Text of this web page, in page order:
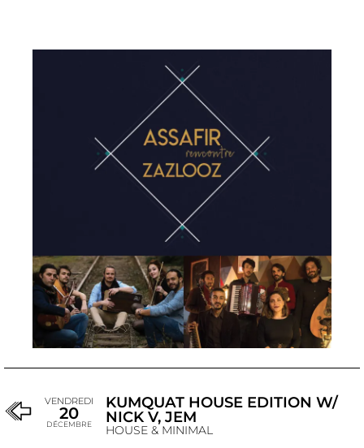
VENDREDI
20
DÉCEMBRE
KUMQUAT HOUSE EDITION W/
NICK V, JEM
HOUSE & MINIMAL